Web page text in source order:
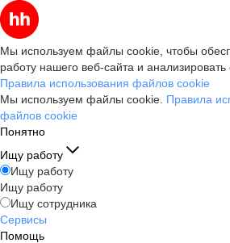
Мы используем файлы cookie, чтобы
работу нашего веб-сайта и анализировать
Правила использования файлов cookie
Мы используем файлы cookie. Правила
файлов cookie
Понятно
Ищу работу
Ищу работу
Ищу работу
Ищу сотрудника
Сервисы
Помощь